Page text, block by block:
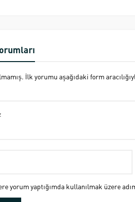
İlk yorumu aşağıdaki form
yorum yaptığımda kullanılmak üzere